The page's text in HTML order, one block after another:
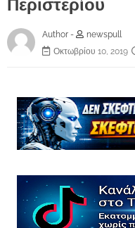
Περιστερίου
Author -
newspull
Οκτωβρίου 10, 2019